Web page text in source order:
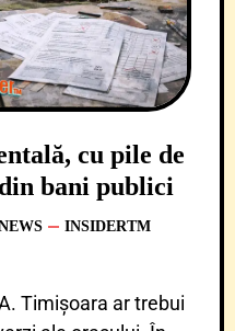
cu pile de
bani publici
INSIDERTM
Timișoara ar trebui